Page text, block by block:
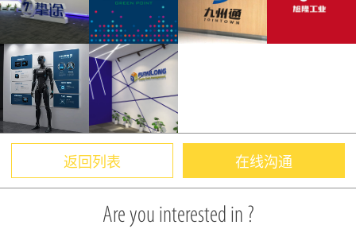
返回列表 在线沟通
Are you interested in ?